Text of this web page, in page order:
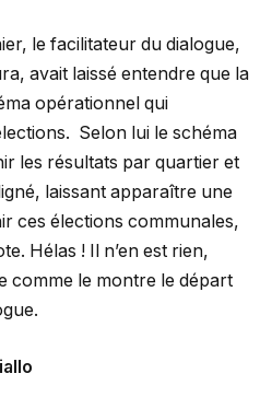
le facilitateur du dialogue,
avait laissé entendre que la
opérationnel qui
Selon lui le schéma
les résultats par quartier et
laissant apparaître une
ces élections communales,
Hélas ! Il n’en est rien,
comme le montre le départ
Diallo